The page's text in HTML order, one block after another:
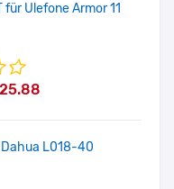
für Ulefone Armor 11
L018-40